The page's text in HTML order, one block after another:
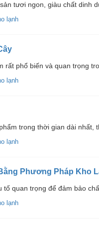
tươi ngon, giàu chất dinh
lạnh
rất phổ biến và quan trọng
lạnh
trong thời gian dài nhất,
lạnh
Phương Pháp Kho
tố quan trọng để đảm bảo
lạnh